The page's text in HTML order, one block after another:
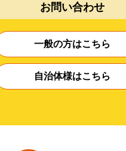
お問い合わせ
一般の方はこちら
自治体様はこちら